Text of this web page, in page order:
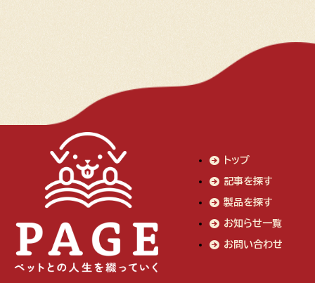
トップ
記事を探す
製品を探す
お知らせ一覧
お問い合わせ